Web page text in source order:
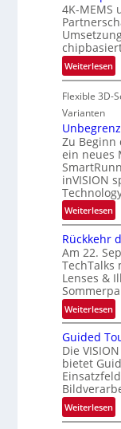
n
L
u
f
t
-
u
n
d
R
a
u
m
f
a
r
t
t
e
c
h
n
i
k
-
R
e
g
i
n
4K-MEMS
Weiterlesen:
P
a
t
n
e
r
s
c
h
t
z
w
i
s
c
h
e
n
4
K
Flexible 3D-
Varianten
Zu Beginn
ein neues
inVISION
Weiterlesen:
U
n
b
e
g
r
e
z
t
e
M
ö
g
Rückkehr
Am 22.
TechTalks
Lenses &
Weiterlesen:
R
ü
c
k
k
e
h
Guided
Die
bietet
Weiterlesen:
G